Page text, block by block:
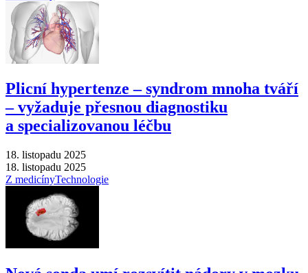
Plicní hypertenze –⁠ syndrom mnoha tváří
–⁠ vyžaduje přesnou diagnostiku
a specializovanou léčbu
18. listopadu 2025
18. listopadu 2025
Z medicínyTechnologie